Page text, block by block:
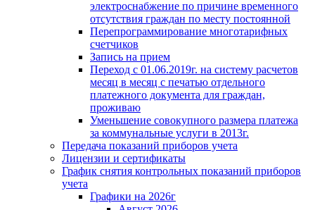
электроснабжение по причине временного
отсутствия граждан по месту постоянной
Перепрограммирование многотарифных
счетчиков
Запись на прием
Переход с 01.06.2019г. на систему расчетов
месяц в месяц с печатью отдельного
платежного документа для граждан,
проживаю
Уменьшение совокупного размера платежа
за коммунальные услуги в 2013г.
Передача показаний приборов учета
Лицензии и сертификаты
График снятия контрольных показаний приборов
учета
Графики на 2026г